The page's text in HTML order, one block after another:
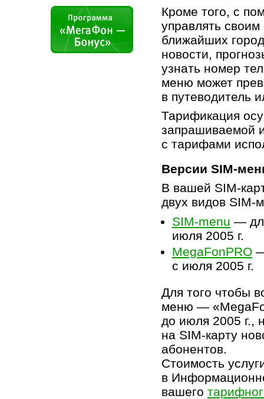
Кроме того, с
управлять
ближайших
новости,
узнать номер
меню может
в путеводитель
Тарификация
запрашиваемой
с тарифами
Версии SIM-
В вашей SIM-
двух видов SIM-
SIM-menu —
июля 2005 г.
MegaFonPRO
с июля 2005 г.
Для того чтобы
меню —
до июля 2005 г.,
на SIM-карту
абонентов.
Стоимость
в
вашего